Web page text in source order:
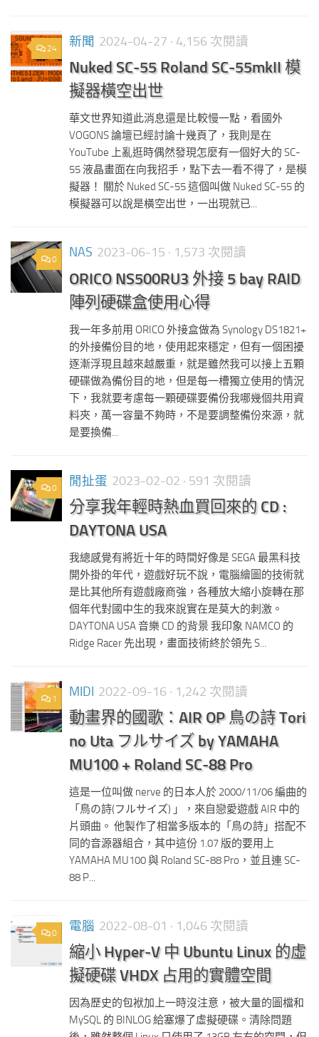
24 新聞 2024-04-27 · 4,156 次閱讀
Nuked SC-55 Roland SC-55mkII 模
擬器橫空出世
華文世界知道此消息還是比較慢一點，看國外
VOGONS 論壇已經討論十幾頁了，我則是在
YouTube 上亂逛時偶然發現怎麼有一個好大的 SC-
55 液晶畫面在向我招手，點下去一看不得了，是模
擬器！ 關於 Nuked SC-55 這個叫做 Nuked SC-55 的
模擬器可以說是橫空出世，一出現就已...
0 NAS 2023-06-15 · 1,573 次閱讀
ORICO NS500RU3 外接 5 bay RAID
陣列硬碟盒使用心得
我一年多前用 ORICO 外接盒做為 Synology DS1821+
的外接備份目的地，使用起來穩定，但有一個困擾
逐漸浮現且越來越嚴重，就是雖然我可以接上五顆
硬碟做為備份目的地，但是每一槽獨立使用的情況
下，我就要考慮每一顆硬碟要備份我哪幾個共用資
料夾，萬一容量不夠時，不是要調整備份來源，就
是要換備...
0 閒扯蛋 2023-02-02 · 591 次閱讀
分享我年輕時熱血買回來的 CD :
DAYTONA USA
我總感覺有將近十年的時間好像是 SEGA 最黑科技
開外掛的年代，遊戲好玩不說，電腦繪圖的技術就
是比其他所有遊戲廠商強，各種放大縮小旋轉在那
個年代對國中生的我來說實在是莫大的刺激。
DAYTONA USA 音樂 CD 的背景 我印象 NAMCO 的
Ridge Racer 先出現，畫面技術終於領先 S...
1 MIDI 2022-09-16 · 1,242 次閱讀
動畫界的國歌：AIR OP 鳥の詩 Tori
no Uta フルサイズ by YAMAHA
MU100 + Roland SC-88 Pro
這是一位叫做 nerve 的日本人於 2000/11/06 編曲的
「鳥の詩(フルサイズ) 」，來自戀愛遊戲 AIR 中的
片頭曲。 他製作了相當多版本的「鳥の詩」搭配不
同的音源器組合，其中這份 1.07 版的要用上
YAMAHA MU100 與 Roland SC-88 Pro，並且連 SC-
88 P...
0 電腦 2022-08-01 · 1,046 次閱讀
縮小 Hyper-V 中 Ubuntu Linux 的虛
擬硬碟 VHDX 占用的實體空間
因為歷史的包袱加上一時沒注意，被大量的圖檔和
MySQL 的 BINLOG 給塞爆了虛擬硬碟。清除問題